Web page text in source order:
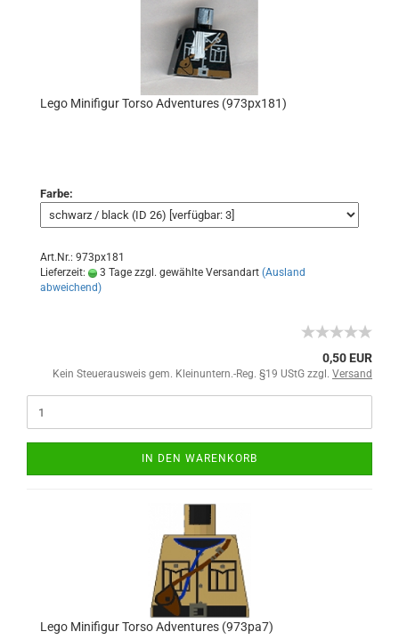
Lego Minifigur Torso Adventures (973px181)
Farbe:
Art.Nr.: 973px181
Lieferzeit:
3 Tage zzgl. gewählte Versandart (Ausland
abweichend)
0,50 EUR
Kein Steuerausweis gem. Kleinuntern.-Reg. §19 UStG zzgl. Versand
IN DEN WARENKORB
Lego Minifigur Torso Adventures (973pa7)